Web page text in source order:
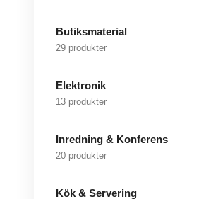
Butiksmaterial
29 produkter
Elektronik
13 produkter
Inredning & Konferens
20 produkter
Kök & Servering